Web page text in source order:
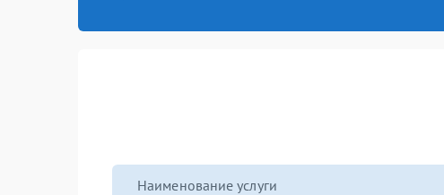
Наименование услуги